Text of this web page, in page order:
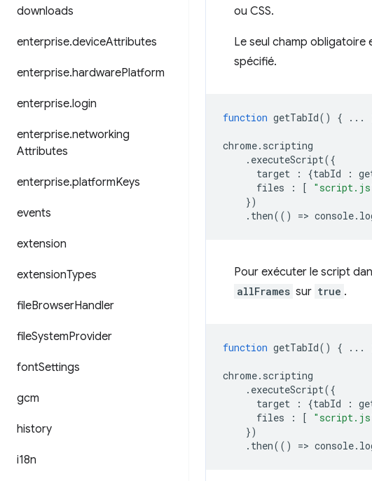
downloads
enterprise.deviceAttributes
enterprise.hardwarePlatform
enterprise.login
enterprise.networking
Attributes
enterprise.platformKeys
events
extension
extensionTypes
fileBrowserHandler
fileSystemProvider
fontSettings
gcm
history
i18n
ou CSS.
Le seul champ obligatoire
spécifié.
function getTabId() { ...
chrome. scripting
. executeScript({
target
: {tabId :
files
: [
})
. then(() => console.
Pour exécuter le script
allFrames sur true .
function getTabId() { ...
chrome. scripting
. executeScript({
target
: {tabId :
files
: [
})
. then(() => console.